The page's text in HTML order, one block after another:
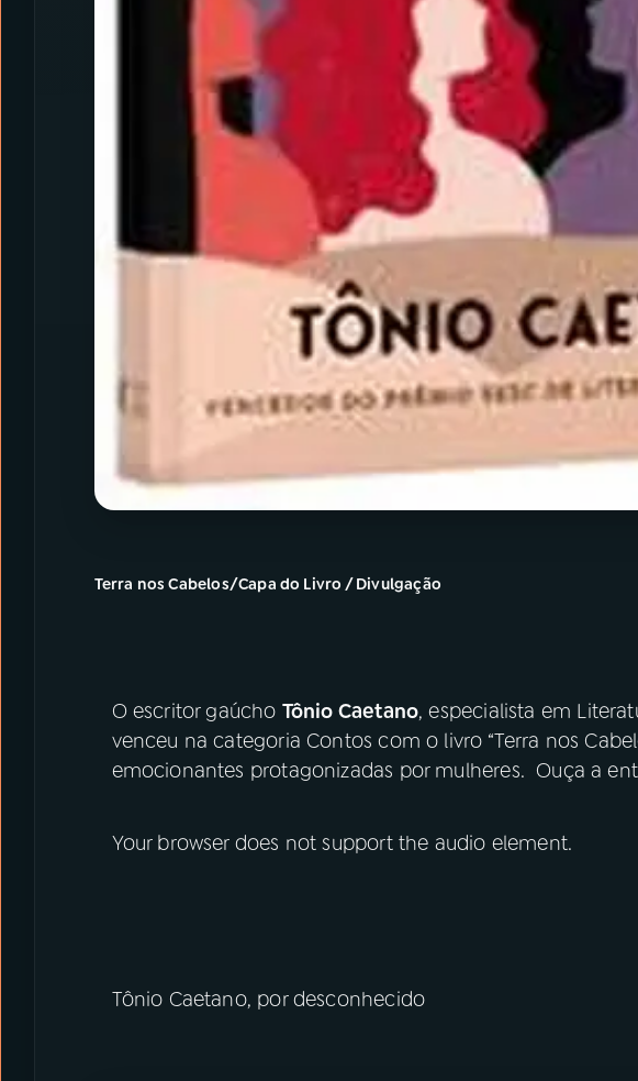
Terra nos Cabelos/Capa do Livro / Divulgação
O escritor gaúcho Tônio Caetano, especialista em
venceu na categoria Contos com o livro “Terra nos
emocionantes protagonizadas por mulheres. Ouça a
Your browser does not support the audio element.
Tônio Caetano, por desconhecido